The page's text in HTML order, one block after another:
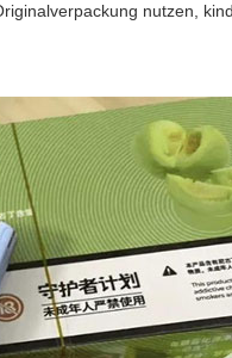
nutzen,